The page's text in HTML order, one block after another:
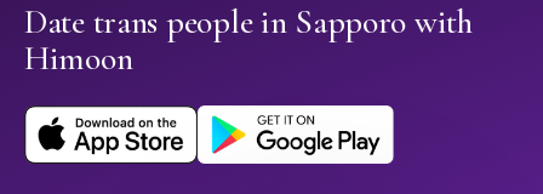
Date trans people in Sapporo with
Himoon